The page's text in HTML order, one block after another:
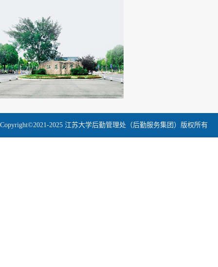
Copyright©2021-2025 江苏大学后勤管理处（后勤服务集团）版权所有